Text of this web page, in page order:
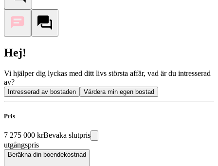
Hej!
Vi hjälper dig lyckas med ditt livs största affär, vad är du intresserad
av?
Intresserad av bostaden Värdera min egen bostad
Pris
7 275 000 krBevaka slutpris
utgångspris
Beräkna din boendekostnad